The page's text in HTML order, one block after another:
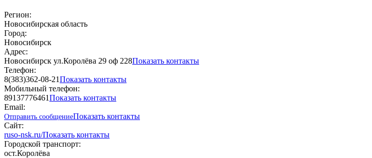
Регион:
Новосибирская область
Город:
Новосибирск
Адрес:
Новосибирск ул.Королёва 29 оф 228Показать контакты
Телефон:
8(383)362-08-21Показать контакты
Мобильный телефон:
89137776461Показать контакты
Email:
Отправить сообщениеПоказать контакты
Сайт:
ruso-nsk.ru/Показать контакты
Городской транспорт:
ост.Королёва